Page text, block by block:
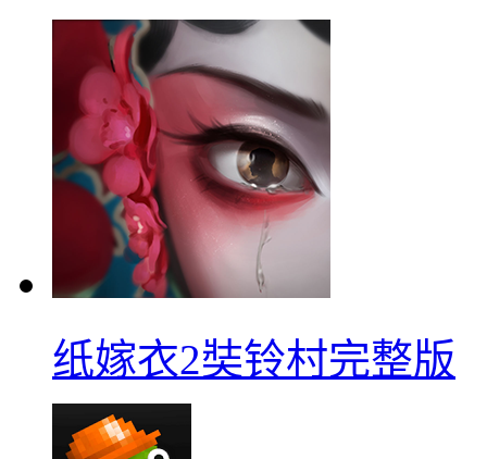
纸嫁衣2奘铃村完整版